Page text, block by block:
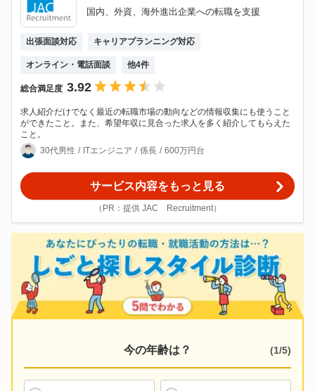
国内、外資、海外進出企業への転職を支援
出張面談対応 キャリアプランニング対応
オンライン・電話面談 他4件
総合満足度 3.92
求人紹介だけでなく最近の転職市場の動向などの情報収集にも使うこと
ができたこと。また、希望年収に見合った求人を多く紹介してもらえた
こと。
30代男性
ITエンジニア 係長 600万円台
サービス内容をもっと見る
（PR：提供 JAC Recruitment）
今の年齢は？ (1/5)